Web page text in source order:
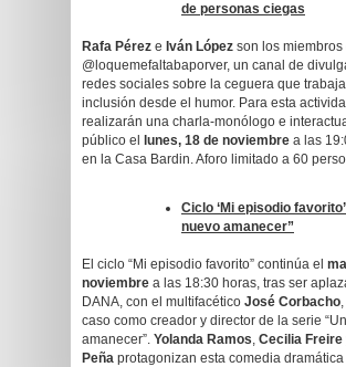
de personas ciegas
Rafa Pérez e Iván López son los miembros
@loquemefaltabaporver, un canal de
redes sociales sobre la ceguera que
inclusión desde el humor. Para esta
realizarán una charla-monólogo e
público el
lunes, 18 de noviembre a las
en la Casa Bardin. Aforo limitado a 60
Ciclo ‘Mi episodio
nuevo amanecer”
El ciclo “Mi episodio favorito” continúa el
noviembre a las 18:30 horas, tras ser
DANA, con el multifacético José Corbacho
caso como creador y director de la serie
amanecer”. Yolanda Ramos, Cecilia Freire
Peña protagonizan esta comedia